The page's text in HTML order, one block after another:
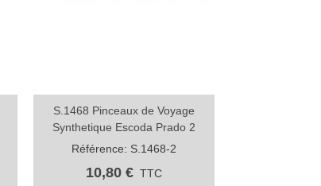
Aperçu rapide
S.1468 Pinceaux de Voyage
Synthetique Escoda Prado 2
Référence: S.1468-2
10,80 € TTC